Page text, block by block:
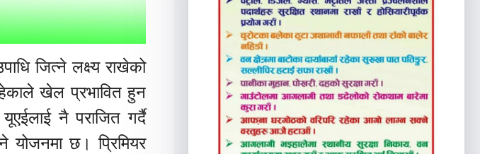
जित्ने लक्ष्य राखेको
खेल प्रभावित हुन
नै पराजित गर्दै
योजनमा छ।​ प्रिमियर